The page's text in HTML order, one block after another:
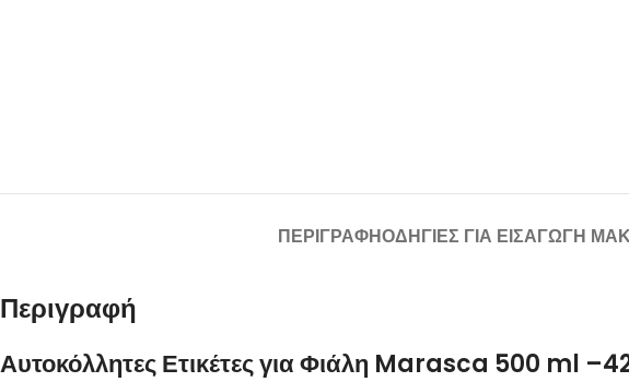
ΠΕΡΙΓΡΑΦΉΟΔΗΓΙΕΣ ΓΙΑ ΕΙΣΑΓΩΓΗ
Περιγραφή
Αυτοκόλλητες Ετικέτες για Φιάλη Marasca 500 ml